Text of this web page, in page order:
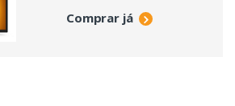
Comprar já